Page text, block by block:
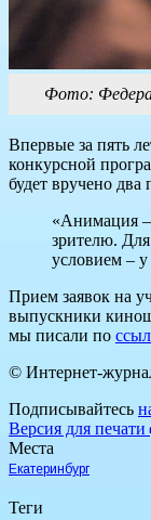
Фото:
Впервые за пять
конкурсной
будет вручено
«Анимация –
зрителю.
условием –
Прием заявок на
выпускники
мы писали по
© Интернет-
Подписывайтесь
Версия для печати
Места
Екатеринбург
Теги